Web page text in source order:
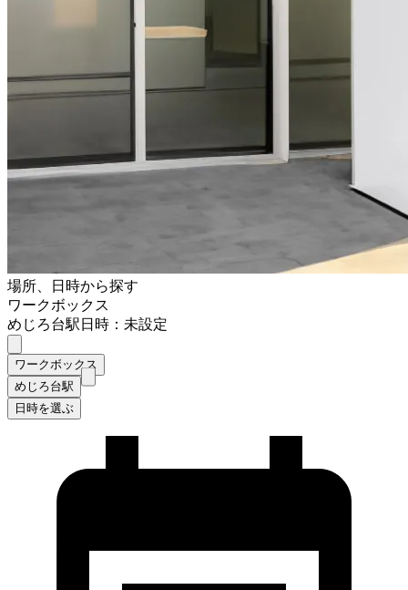
場所、日時から探す
ワークボックス
めじろ台駅日時：未設定
ワークボックス
めじろ台駅
日時を選ぶ